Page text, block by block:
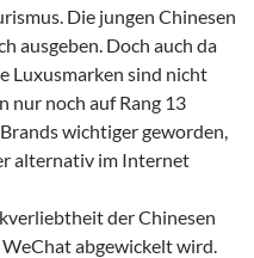
Die jungen Chinesen
ausgeben. Doch auch da
Luxusmarken sind nicht
nur noch auf Rang 13
wichtiger geworden,
alternativ im Internet
der Chinesen
abgewickelt wird.